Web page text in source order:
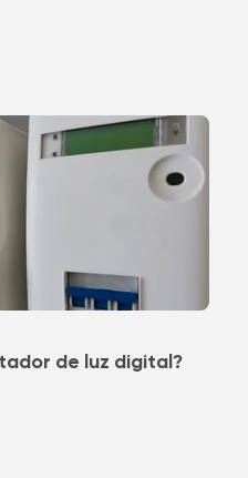
de luz digital?